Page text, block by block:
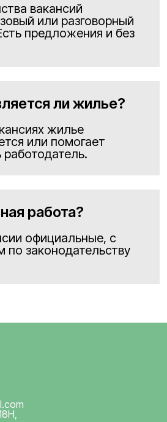
вакансий
или разговорный
предложения и без
ли жилье?
жилье
или помогает
работодатель.
работа?
официальные, с
законодательству